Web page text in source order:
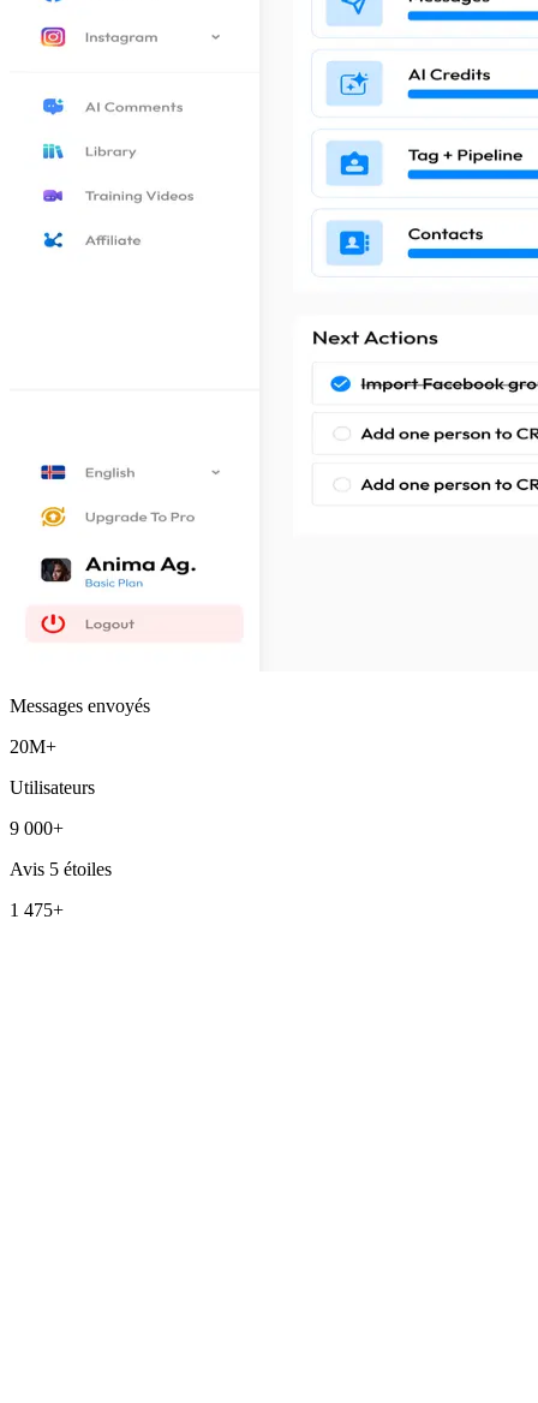
Messages envoyés
20M+
Utilisateurs
9 000+
Avis 5 étoiles
1 475+